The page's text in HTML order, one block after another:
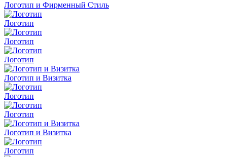
Логотип и Фирменный Стиль
Логотип
Логотип
Логотип
Логотип и Визитка
Логотип
Логотип
Логотип и Визитка
Логотип